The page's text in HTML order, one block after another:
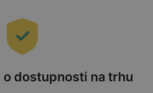
o dostupnosti na trhu